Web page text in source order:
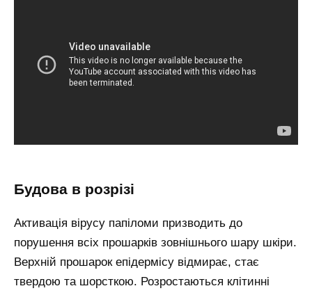
будова в розрізі
Активація вірусу папіломи призводить до
порушення всіх прошарків зовнішнього шару шкіри.
Верхній прошарок епідермісу відмирає, стає
твердою та шорсткою. Розростаються клітинні